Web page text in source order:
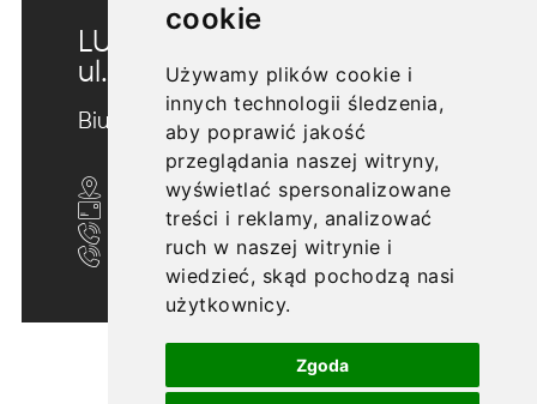
cookie
Używamy plików cookie i
innych technologii śledzenia,
aby poprawić jakość
przeglądania naszej witryny,
wyświetlać spersonalizowane
treści i reklamy, analizować
ruch w naszej witrynie i
wiedzieć, skąd pochodzą nasi
użytkownicy.
Zgoda
LUBLIN
ul. Morwowa 5
Biuro sprzedaży
ul. Nałęczowska 20/U10, Lublin 20-701
biuro@morwowa5.pl
+48 607 705 702
+48 609 606 633